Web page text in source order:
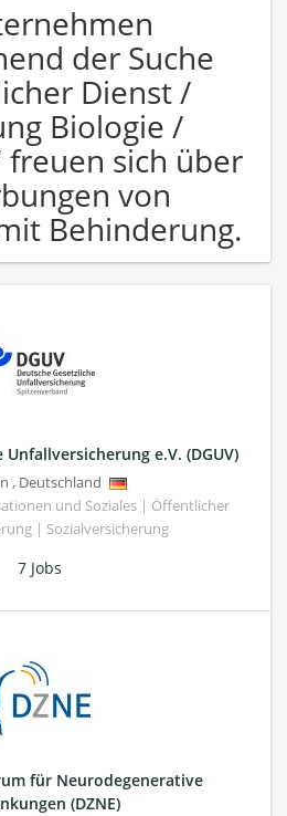
der Suche
Dienst /
Biologie /
freuen sich über
von
Behinderung.
e.V. (DGUV)
, Deutschland
und Soziales | Öffentlicher
| Sozialversicherung
7 Jobs
für Neurodegenerative
(DZNE)